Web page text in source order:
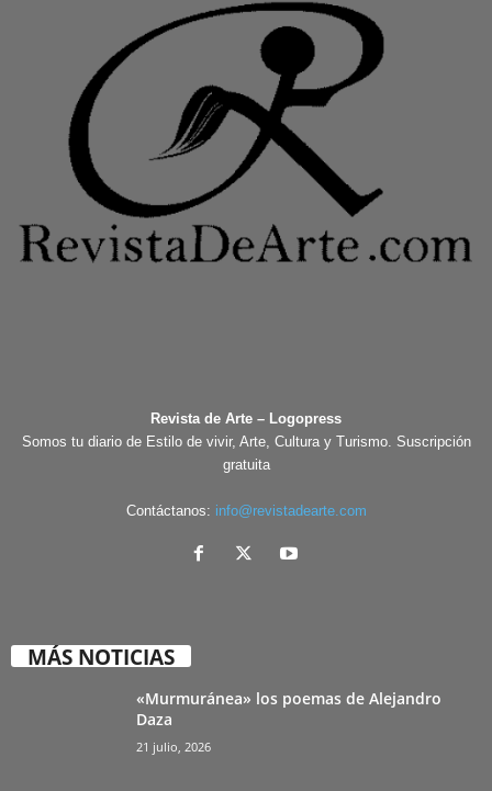
Revista de Arte – Logopress
Somos tu diario de Estilo de vivir, Arte, Cultura y Turismo. Suscripción
gratuita
Contáctanos: info@revistadearte.com
MÁS NOTICIAS
«Murmuránea» los poemas de Alejandro
Daza
21 julio, 2026